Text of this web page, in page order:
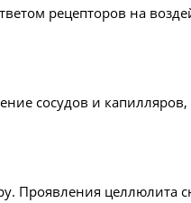
рецепторов на
сосудов и
Проявления